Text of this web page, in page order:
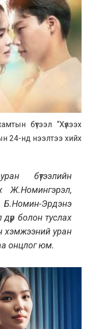
бүтээл “Хүлээх
24-нд нээлтээ хийх
бүтээлийн
Ж.Номингэрэл,
Б.Номин-Эрдэнэ
болон туслах
хэмжээний уран
онцлог юм.